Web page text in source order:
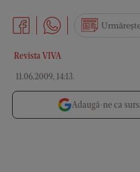
Revista VIVA
11.06.2009, 14:13.
Adaugă-ne ca